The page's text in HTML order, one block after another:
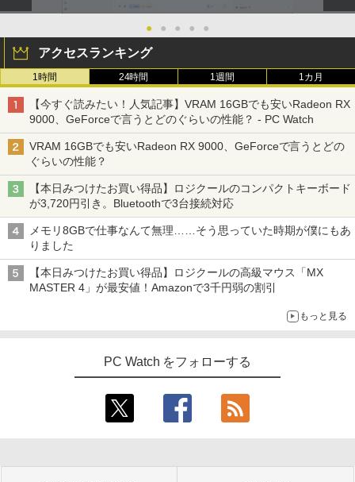
● ● ● ● ●
アクセスランキング
1時間 24時間 1週間 1カ月
【今すぐ読みたい！人気記事】VRAM 16GBでも安いRadeon RX
9000、GeForceで言うとどのぐらいの性能？ - PC Watch
VRAM 16GBでも安いRadeon RX 9000、GeForceで言うとどの
ぐらいの性能？
【本日みつけたお買い得品】ロジクールのコンパクトキーボード
が3,720円引き。Bluetoothで3台接続対応
メモリ8GBで仕事なんて無理……そう思っていた時期が僕にもあ
りました
【本日みつけたお買い得品】ロジクールの高級マウス「MX
MASTER 4」が最安値！Amazonで3千円弱の割引
もっと見る
PC Watch をフォローする